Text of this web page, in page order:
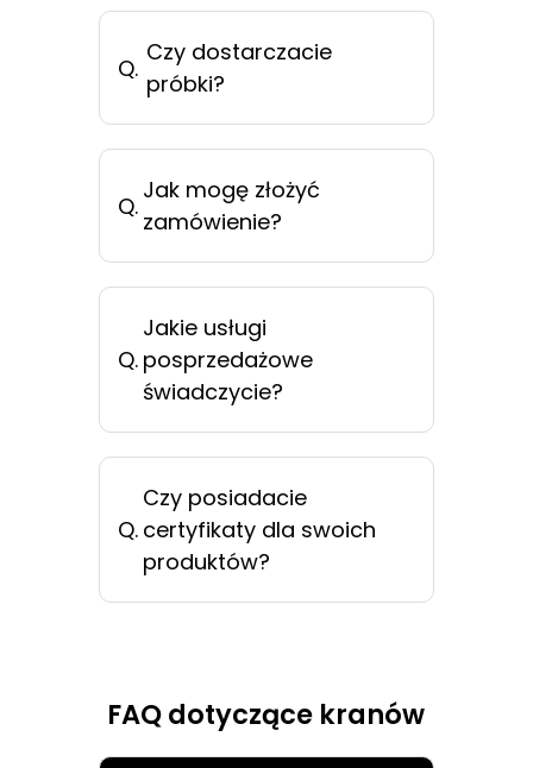
Q.
Czy dostarczacie
próbki?
Q.
Jak mogę złożyć
zamówienie?
Q.
Jakie usługi
posprzedażowe
świadczycie?
Q.
Czy posiadacie
certyfikaty dla swoich
produktów?
FAQ dotyczące kranów